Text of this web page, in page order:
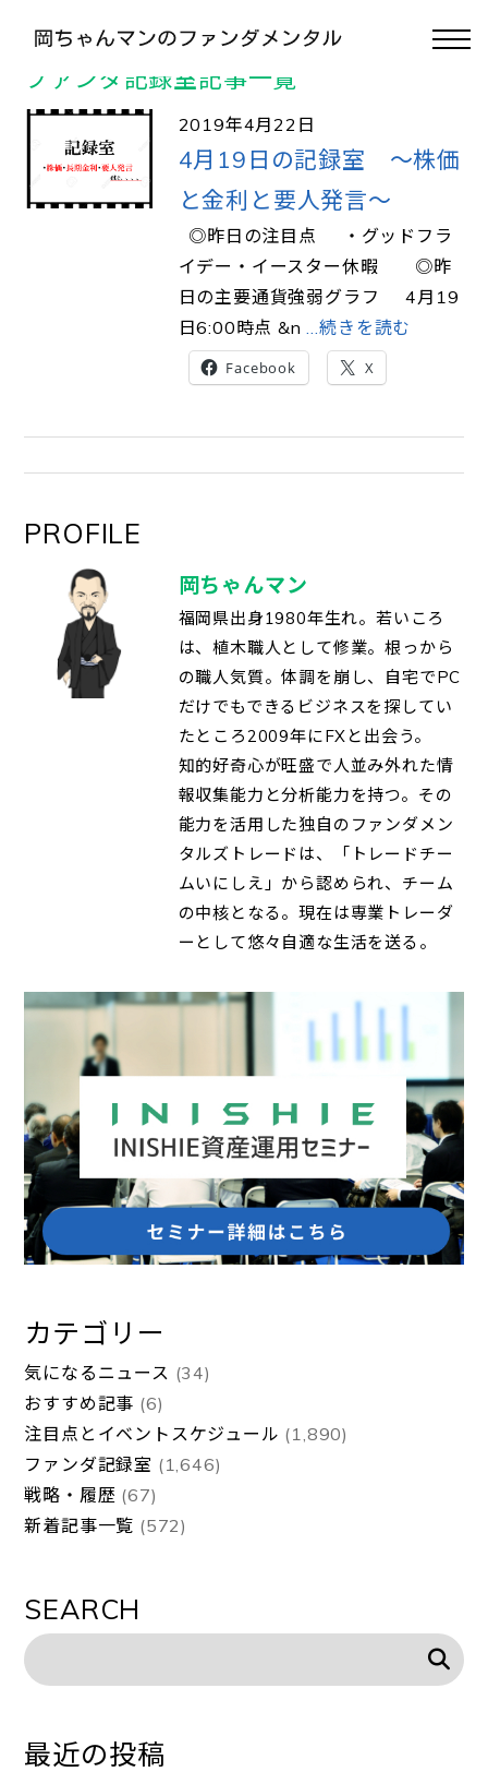
TOP > #IMM通貨先物
ファンダ記録室記事一覧
2019年4月22日
4月19日の記録室 ～株価
と金利と要人発言～
◎昨日の注目点 ・グッドフラ
イデー・イースター休暇 ◎昨
日の主要通貨強弱グラフ 4月19
日6:00時点 &n …続きを読む
Facebook X
PROFILE
岡ちゃんマン
福岡県出身1980年生れ。若いころ
は、植木職人として修業。根っから
の職人気質。体調を崩し、自宅でPC
だけでもできるビジネスを探してい
たところ2009年にFXと出会う。
知的好奇心が旺盛で人並み外れた情
報収集能力と分析能力を持つ。その
能力を活用した独自のファンダメン
タルズトレードは、「トレードチー
ムいにしえ」から認められ、チーム
の中核となる。現在は専業トレーダ
ーとして悠々自適な生活を送る。
カテゴリー
気になるニュース (34)
おすすめ記事 (6)
注目点とイベントスケジュール (1,890)
ファンダ記録室 (1,646)
戦略・履歴 (67)
新着記事一覧 (572)
SEARCH
最近の投稿